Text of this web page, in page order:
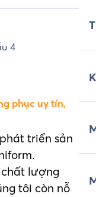
phục uy tín,
triển sản
lượng
tôi còn nỗ